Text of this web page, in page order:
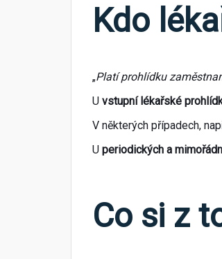
Kdo
„Platí prohlídku
U vstupní lékařské
V některých případech,
U periodických a
Co si z